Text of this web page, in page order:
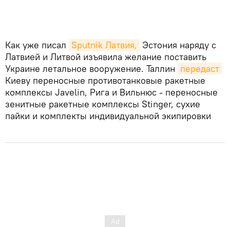
Как уже писал Sputnik Латвия, Эстония наряду с
Латвией и Литвой изъявила желание поставить
Украине летальное вооружение. Таллин передаст
Киеву переносные противотанковые ракетные
комплексы Javelin, Рига и Вильнюс - переносные
зенитные ракетные комплексы Stinger, сухие
пайки и комплекты индивидуальной экипировки